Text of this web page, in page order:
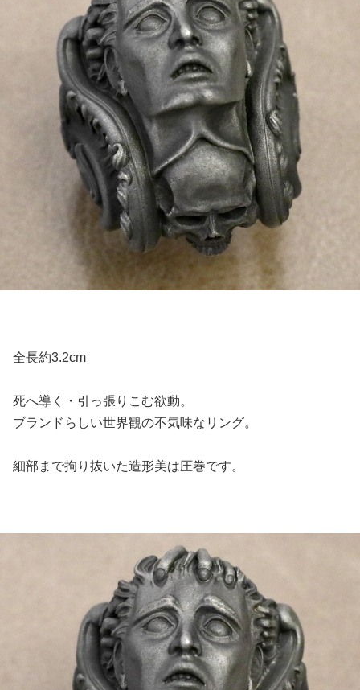
全長約3.2cm
死へ導く・引っ張りこむ欲動。
ブランドらしい世界観の不気味なリング。
細部まで拘り抜いた造形美は圧巻です。